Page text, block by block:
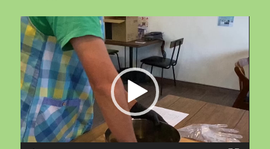
動
画
プ
レ
ー
ヤ
ー